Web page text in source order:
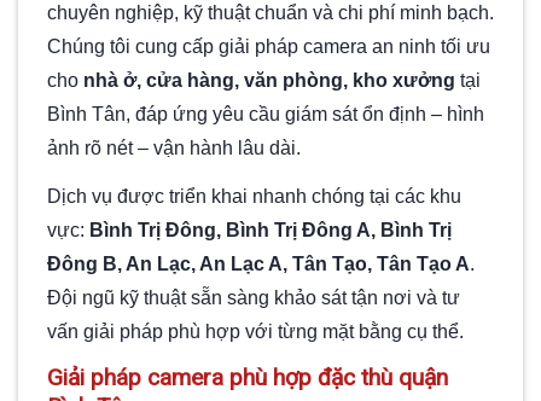
chuyên nghiệp, kỹ thuật chuẩn và chi phí minh bạch.
Chúng tôi cung cấp giải pháp camera an ninh tối ưu
cho nhà ở, cửa hàng, văn phòng, kho xưởng tại
Bình Tân, đáp ứng yêu cầu giám sát ổn định – hình
ảnh rõ nét – vận hành lâu dài.
Dịch vụ được triển khai nhanh chóng tại các khu
vực: Bình Trị Đông, Bình Trị Đông A, Bình Trị
Đông B, An Lạc, An Lạc A, Tân Tạo, Tân Tạo A.
Đội ngũ kỹ thuật sẵn sàng khảo sát tận nơi và tư
vấn giải pháp phù hợp với từng mặt bằng cụ thể.
Giải pháp camera phù hợp đặc thù quận